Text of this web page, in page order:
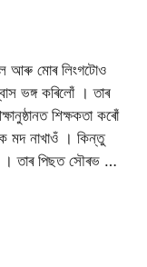
আৰু মোৰ লিংগটোও
ভঙ্গ কৰিলোঁ । তাৰ
শিক্ষকতা কৰোঁ
মদ নাখাওঁ । কিন্তু
। তাৰ পিছত সৌৰভ …